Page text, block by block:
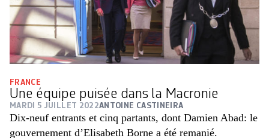
FRANCE
Une équipe puisée dans la Macronie
MARDI 5 JUILLET 2022ANTOINE CASTINEIRA
Dix-neuf entrants et cinq partants, dont Damien Abad: le
gouvernement d’Elisabeth Borne a été remanié.